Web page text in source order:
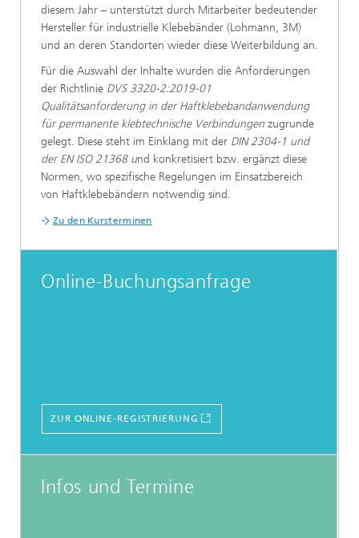
diesem Jahr – unterstützt durch Mitarbeiter bedeutender
Hersteller für industrielle Klebebänder (Lohmann, 3M)
und an deren Standorten wieder diese Weiterbildung an.
Für die Auswahl der Inhalte wurden die Anforderungen
der Richtlinie DVS 3320-2:2019-01
Qualitätsanforderung in der Haftklebebandanwendung
für permanente klebtechnische Verbindungen zugrunde
gelegt. Diese steht im Einklang mit der DIN 2304-1 und
der EN ISO 21368 und konkretisiert bzw. ergänzt diese
Normen, wo spezifische Regelungen im Einsatzbereich
von Haftklebebändern notwendig sind.
Zu den Kursterminen
Online-Buchungsanfrage
ZUR ONLINE-REGISTRIERUNG
Infos und Termine